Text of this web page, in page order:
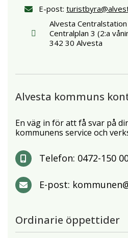
E-post:
Alvesta Centralstation
Centralplan 3 (2:a
342 30 Alvesta
Alvesta kommuns
En väg in för att få svar på
kommunens service och
Telefon: 0472-150
E-post:
Ordinarie öppettider